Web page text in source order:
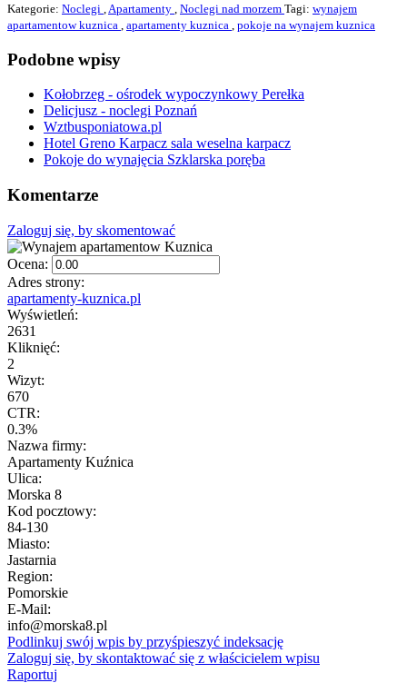
Kategorie: Noclegi Apartamenty Noclegi nad morzem Tagi: wynajem
apartamentow kuznica
apartamenty kuznica pokoje na wynajem kuznica
Podobne wpisy
Kołobrzeg - ośrodek wypoczynkowy Perełka
Delicjusz - noclegi Poznań
Wztbusponiatowa.pl
Hotel Greno Karpacz sala weselna karpacz
Pokoje do wynajęcia Szklarska poręba
Komentarze
Zaloguj się, by skomentować
Ocena:
Adres strony:
apartamenty-kuznica.pl
Wyświetleń:
2631
Kliknięć:
2
Wizyt:
670
CTR:
0.3%
Nazwa firmy:
Apartamenty Kuźnica
Ulica:
Morska 8
Kod pocztowy:
84-130
Miasto:
Jastarnia
Region:
Pomorskie
E-Mail:
info@morska8.pl
Podlinkuj swój wpis by przyśpieszyć indeksację
Zaloguj się, by skontaktować się z właścicielem wpisu
Raportuj